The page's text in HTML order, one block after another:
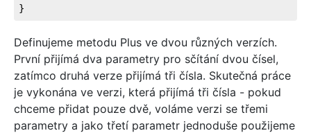
}
Definujeme metodu Plus ve dvou různých verzích.
První přijímá dva parametry pro sčítání dvou čísel,
zatímco druhá verze přijímá tři čísla. Skutečná práce
je vykonána ve verzi, která přijímá tři čísla - pokud
chceme přidat pouze dvě, voláme verzi se třemi
parametry a jako třetí parametr jednoduše použijeme